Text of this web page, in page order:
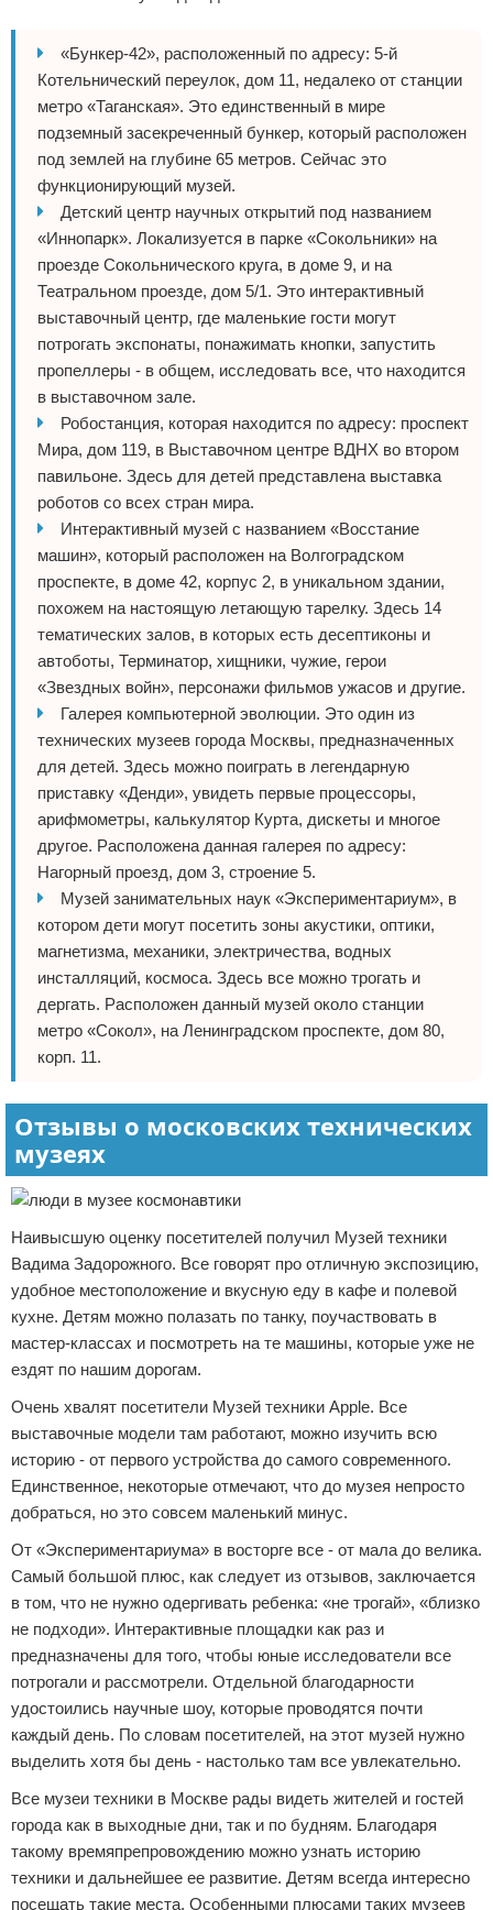
«Бункер-42», расположенный по адресу: 5-й
Котельнический переулок, дом 11, недалеко от станции
метро «Таганская». Это единственный в мире
подземный засекреченный бункер, который расположен
под землей на глубине 65 метров. Сейчас это
функционирующий музей.
Детский центр научных открытий под названием
«Иннопарк». Локализуется в парке «Сокольники» на
проезде Сокольнического круга, в доме 9, и на
Театральном проезде, дом 5/1. Это интерактивный
выставочный центр, где маленькие гости могут
потрогать экспонаты, понажимать кнопки, запустить
пропеллеры - в общем, исследовать все, что находится
в выставочном зале.
Робостанция, которая находится по адресу: проспект
Мира, дом 119, в Выставочном центре ВДНХ во втором
павильоне. Здесь для детей представлена выставка
роботов со всех стран мира.
Интерактивный музей с названием «Восстание
машин», который расположен на Волгоградском
проспекте, в доме 42, корпус 2, в уникальном здании,
похожем на настоящую летающую тарелку. Здесь 14
тематических залов, в которых есть десептиконы и
автоботы, Терминатор, хищники, чужие, герои
«Звездных войн», персонажи фильмов ужасов и другие.
Галерея компьютерной эволюции. Это один из
технических музеев города Москвы, предназначенных
для детей. Здесь можно поиграть в легендарную
приставку «Денди», увидеть первые процессоры,
арифмометры, калькулятор Курта, дискеты и многое
другое. Расположена данная галерея по адресу:
Нагорный проезд, дом 3, строение 5.
Музей занимательных наук «Экспериментариум», в
котором дети могут посетить зоны акустики, оптики,
магнетизма, механики, электричества, водных
инсталляций, космоса. Здесь все можно трогать и
дергать. Расположен данный музей около станции
метро «Сокол», на Ленинградском проспекте, дом 80,
корп. 11.
Отзывы о московских технических
музеях
Наивысшую оценку посетителей получил Музей техники
Вадима Задорожного. Все говорят про отличную экспозицию,
удобное местоположение и вкусную еду в кафе и полевой
кухне. Детям можно полазать по танку, поучаствовать в
мастер-классах и посмотреть на те машины, которые уже не
ездят по нашим дорогам.
Очень хвалят посетители Музей техники Apple. Все
выставочные модели там работают, можно изучить всю
историю - от первого устройства до самого современного.
Единственное, некоторые отмечают, что до музея непросто
добраться, но это совсем маленький минус.
От «Экспериментариума» в восторге все - от мала до велика.
Самый большой плюс, как следует из отзывов, заключается
в том, что не нужно одергивать ребенка: «не трогай», «близко
не подходи». Интерактивные площадки как раз и
предназначены для того, чтобы юные исследователи все
потрогали и рассмотрели. Отдельной благодарности
удостоились научные шоу, которые проводятся почти
каждый день. По словам посетителей, на этот музей нужно
выделить хотя бы день - настолько там все увлекательно.
Все музеи техники в Москве рады видеть жителей и гостей
города как в выходные дни, так и по будням. Благодаря
такому времяпрепровождению можно узнать историю
техники и дальнейшее ее развитие. Детям всегда интересно
посещать такие места. Особенными плюсами таких музеев